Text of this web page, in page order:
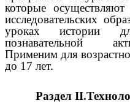
которые
исследовательских
уроках истории
познавательной
Применим для
до 17 лет.
Раздел